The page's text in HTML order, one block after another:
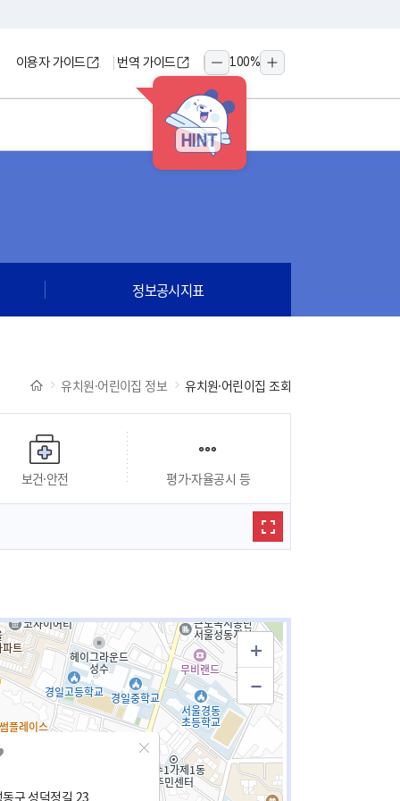
HINT
이용자 가이드 번역 가이드
축소
100%
확대
정보공시지표
유치원·어린이집 정보 유치원·어린이집 조회
보건·안전 평가·자율공시 등
구 성덕정길 23